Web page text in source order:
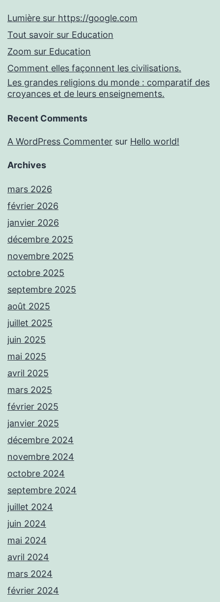
Lumière sur https://google.com
Tout savoir sur Education
Zoom sur Education
Comment elles façonnent les civilisations.
Les grandes religions du monde : comparatif des
croyances et de leurs enseignements.
Recent Comments
A WordPress Commenter sur Hello world!
Archives
mars 2026
février 2026
janvier 2026
décembre 2025
novembre 2025
octobre 2025
septembre 2025
août 2025
juillet 2025
juin 2025
mai 2025
avril 2025
mars 2025
février 2025
janvier 2025
décembre 2024
novembre 2024
octobre 2024
septembre 2024
juillet 2024
juin 2024
mai 2024
avril 2024
mars 2024
février 2024